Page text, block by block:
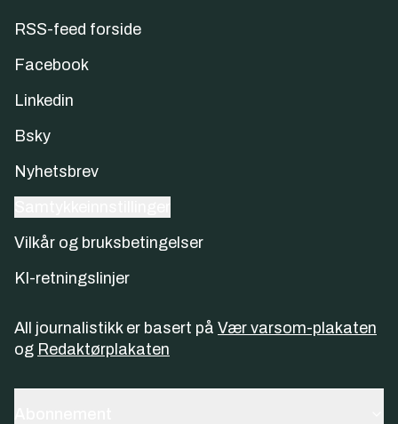
RSS-feed forside
Facebook
Linkedin
Bsky
Nyhetsbrev
Vilkår og bruksbetingelser
KI-retningslinjer
All journalistikk er basert på Vær varsom-plakaten
og Redaktørplakaten